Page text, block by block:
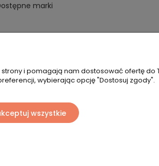
marki
i pomagają nam dostosować ofertę
wybierając opcję "Dostosuj zgody".
wszystkie